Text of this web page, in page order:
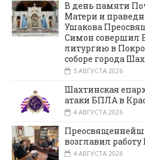
В день памяти
Матери и
Ушакова
Симон совершил
литургию в
соборе города
5 АВГУСТА 2026
Шахтинская
атаки БПЛА в
4 АВГУСТА 2026
возглавил
4 АВГУСТА 2026